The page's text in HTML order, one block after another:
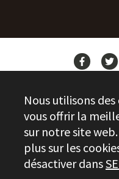
Nous utilisons
vous offrir la
sur notre site
plus sur les
désactiver dans